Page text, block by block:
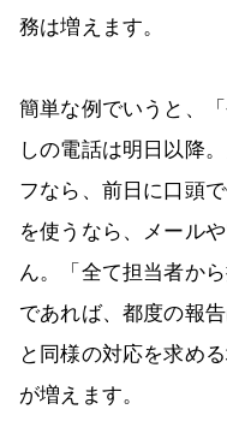
務は増えます。
簡単な例でいうと、
しの電話は明日以降
フなら、前日に口頭
を使うなら、メール
ん。「全て担当者か
であれば、都度の報
と同様の対応を求め
が増えます。